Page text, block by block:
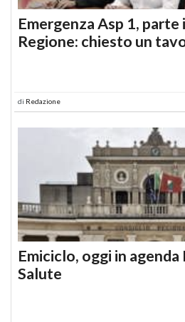
Emergenza Asp 1,
Regione: chiesto un
di Redazione
Emiciclo, oggi in agenda
Salute